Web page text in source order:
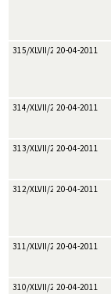
315/XLVII/201120-04-2011
314/XLVII/201120-04-2011
313/XLVII/201120-04-2011
312/XLVII/201120-04-2011
311/XLVII/201120-04-2011
310/XLVII/201120-04-2011